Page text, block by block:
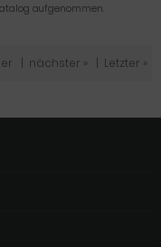
aufgenommen.
nächster » Letzter »